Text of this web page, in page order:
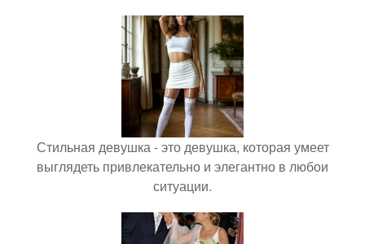
Стильная девушка - это девушка, которая умеет
выглядеть привлекательно и элегантно в любои
ситуации.